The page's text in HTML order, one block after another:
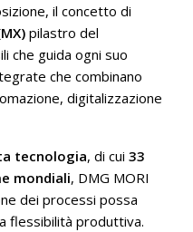
il concetto di
pilastro del
che guida ogni suo
che combinano
digitalizzazione
tecnologia, di cui 33
mondiali, DMG MORI
dei processi possa
flessibilità produttiva.